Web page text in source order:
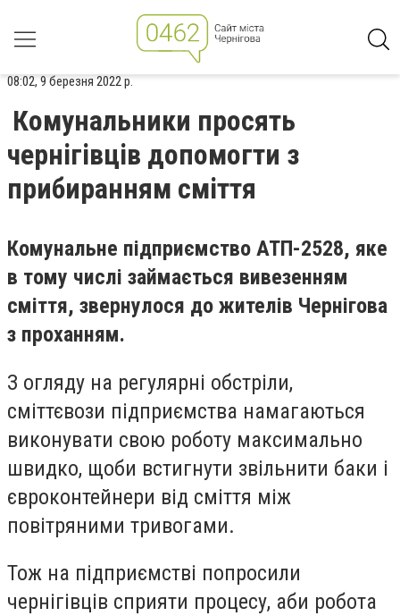
08:02, 9 березня 2022 р.
Комунальники просять
чернігівців допомогти з
прибиранням сміття
Комунальне підприємство АТП-2528, яке
в тому числі займається вивезенням
сміття, звернулося до жителів Чернігова
з проханням.
З огляду на регулярні обстріли,
сміттєвози підприємства намагаються
виконувати свою роботу максимально
швидко, щоби встигнути звільнити баки і
євроконтейнери від сміття між
повітряними тривогами.
Тож на підприємстві попросили
чернігівців сприяти процесу, аби робота